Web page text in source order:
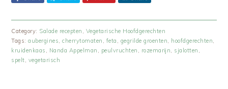
Category: Salade recepten , Vegetarische Hoofdgerechten
Tags:aubergines,cherrytomaten , feta , gegrilde groenten, hoofdgerechten,
kruidenkaas , Nanda Appelman , peulvruchten , rozemarijn, sjalotten ,
spelt, vegetarisch